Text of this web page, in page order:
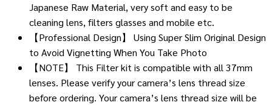
Japanese Raw Material, very soft and easy to be
cleaning lens, filters glasses and mobile etc.
【Professional Design】 Using Super Slim Original Design
to Avoid Vignetting When You Take Photo
【NOTE】 This Filter kit is compatible with all 37mm
lenses. Please verify your camera’s lens thread size
before ordering. Your camera’s lens thread size will be